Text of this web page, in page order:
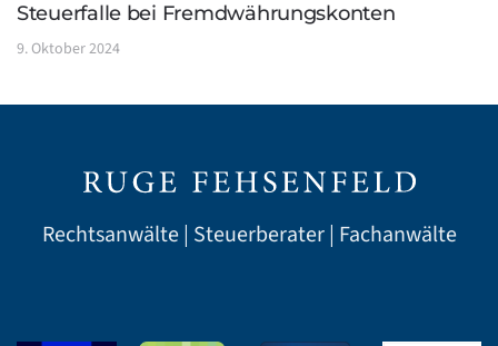
Steuerfalle bei Fremdwährungskonten
9. Oktober 2024
Rechtsanwälte | Steuerberater | Fachanwälte